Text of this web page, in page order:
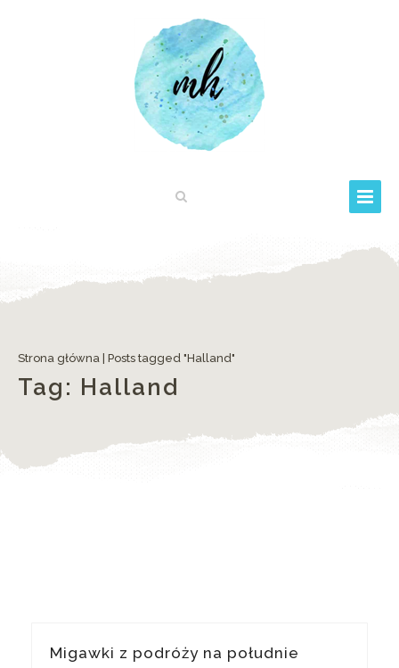
Strona główna Posts tagged "Halland"
Tag: Halland
Migawki z podróży na południe